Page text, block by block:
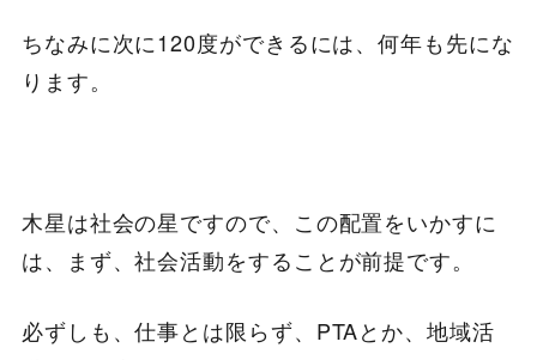
ちなみに次に120度ができるには、何年も先にな
ります。
木星は社会の星ですので、この配置をいかすに
は、まず、社会活動をすることが前提です。
必ずしも、仕事とは限らず、PTAとか、地域活